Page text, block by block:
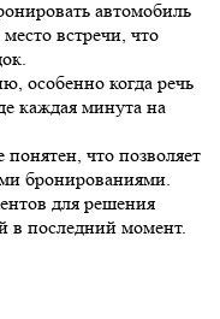
автомобиль
встречи, что
особенно когда речь
каждая минута на
что позволяет
бронированиями.
для решения
в последний момент.